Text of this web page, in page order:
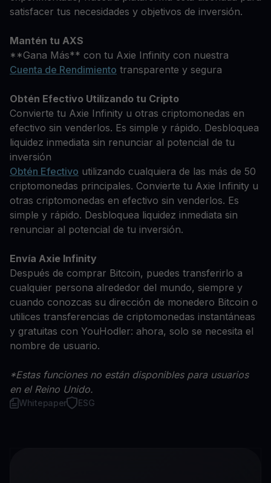
satisfacer tus necesidades y objetivos de inversión.
Mantén tu AXS
**Gana Más** con tu Axie Infinity con nuestra
Cuenta de Rendimiento transparente y segura
Obtén Efectivo Utilizando tu Cripto
Convierte tu Axie Infinity u otras criptomonedas en
efectivo sin venderlos. Es simple y rápido. Desbloquea
liquidez inmediata sin renunciar al potencial de tu
inversión
Obtén Efectivo utilizando cualquiera de las más de 50
criptomonedas principales. Convierte tu Axie Infinity u
otras criptomonedas en efectivo sin venderlos. Es
simple y rápido. Desbloquea liquidez inmediata sin
renunciar al potencial de tu inversión.
Envía Axie Infinity
Después de comprar Bitcoin, puedes transferirlo a
cualquier persona alrededor del mundo, siempre y
cuando conozcas su dirección de monedero Bitcoin o
utilices transferencias de criptomonedas instantáneas
y gratuitas con YouHodler: ahora, solo se necesita el
nombre de usuario.
*Estas funciones no están disponibles para usuarios
en el Reino Unido.
Whitepaper ESG